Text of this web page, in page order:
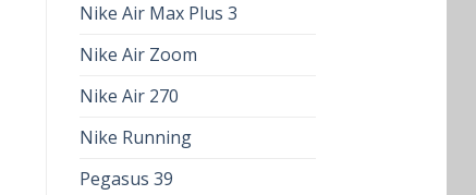
Nike Air Max Plus 3
Nike Air Zoom
Nike Air 270
Nike Running
Pegasus 39